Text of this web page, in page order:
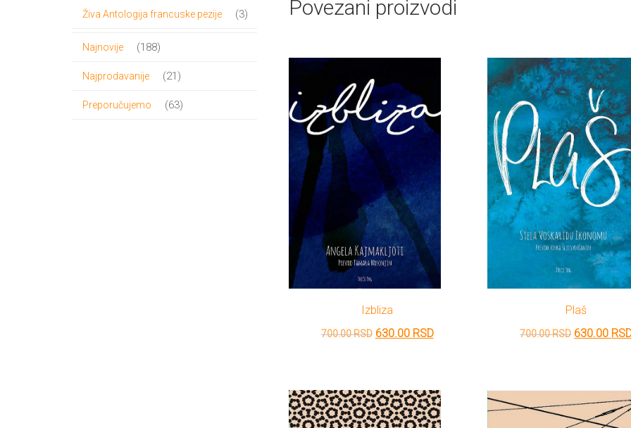
Povezani proizvodi
Izbliza
700.00RSD Originalna
bila:
700.00 RSD.
630.00 RSDTrenutna
630.00 RSD.
Plaš
700.00RSD Originalna
700.00 RSD.
630.00
Živa Antologija francuske pezije 33
Najnovije 188188
Najprodavanije 2121
Preporučujemo 6363